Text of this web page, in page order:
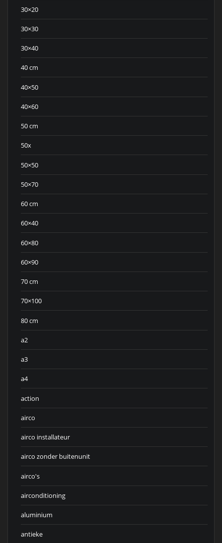
30×20
30×30
30×40
40 cm
40×50
40×60
50 cm
50x
50×50
50×70
60 cm
60×40
60×80
60×90
70 cm
70×100
80 cm
a2
a3
a4
action
airco
airco installateur
airco zonder buitenunit
airco's
airconditioning
aluminium
antieke